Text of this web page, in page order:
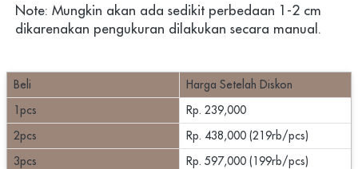
Note: Mungkin akan ada sedikit perbedaan 1-2 cm
dikarenakan pengukuran dilakukan secara manual.
Beli
Harga Setelah Diskon
1pcs
Rp. 239,000
2pcs
Rp. 438,000 (219rb/pcs)
3pcs
Rp. 597,000 (199rb/pcs)